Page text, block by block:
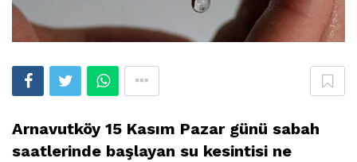
Arnavutköy 15 Kasım Pazar günü sabah
saatlerinde başlayan su kesintisi ne